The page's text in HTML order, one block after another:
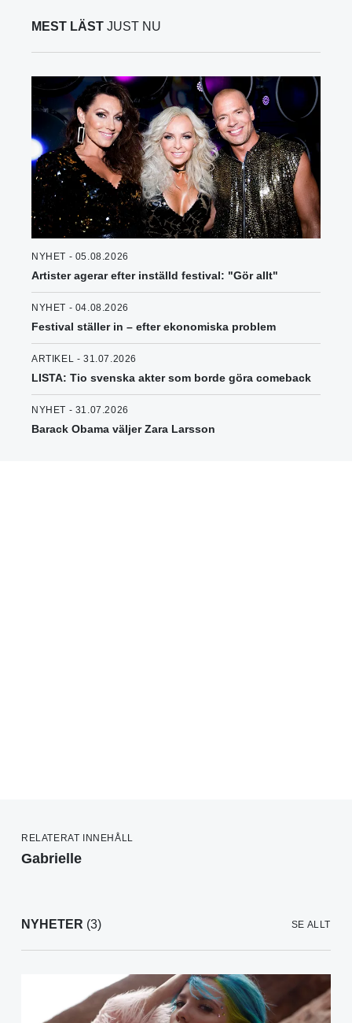
MEST LÄST JUST NU
NYHET - 05.08.2026
Artister agerar efter inställd festival: "Gör allt"
NYHET - 04.08.2026
Festival ställer in – efter ekonomiska problem
ARTIKEL - 31.07.2026
LISTA: Tio svenska akter som borde göra comeback
NYHET - 31.07.2026
Barack Obama väljer Zara Larsson
RELATERAT INNEHÅLL
Gabrielle
NYHETER (3) SE ALLT